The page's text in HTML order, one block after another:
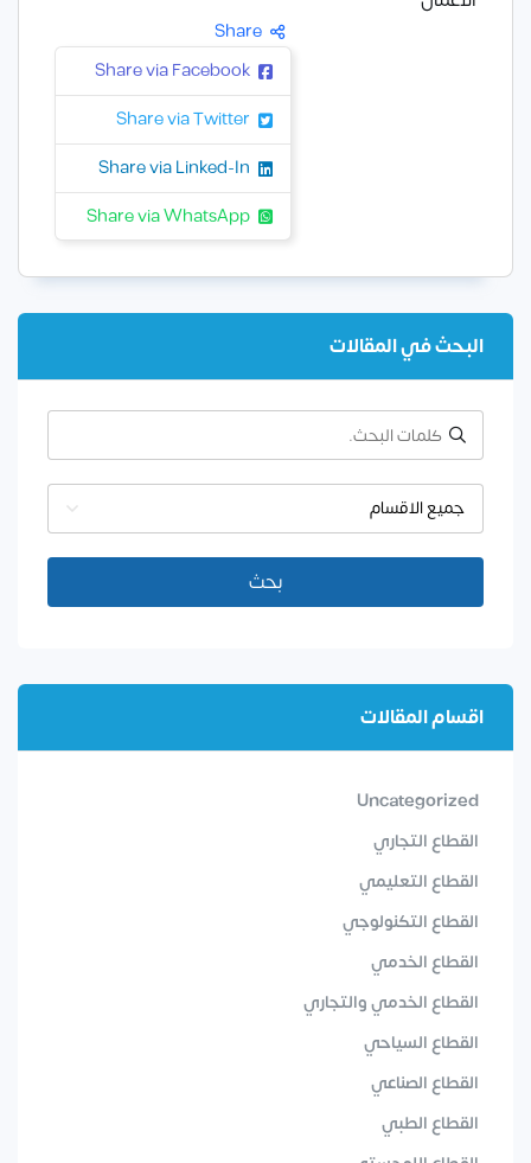
Share
Share via Facebook
Share via Twitter
Share via Linked-In
Share via WhatsApp
البحث في المقالات
جميع الاقسام
بحث
اقسام المقالات
Uncategorized
القطاع التجاري
القطاع التعليمي
القطاع التكنولوجي
القطاع الخدمي
القطاع الخدمي والتجاري
القطاع السياحي
القطاع الصناعي
القطاع الطبي